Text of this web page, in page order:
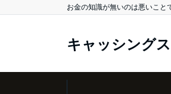
お金の知識が無いのは悪いこと
キャッシング